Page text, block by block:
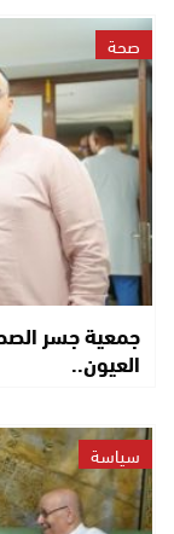
صحة
جمعية جسر
العيون..
سياسة